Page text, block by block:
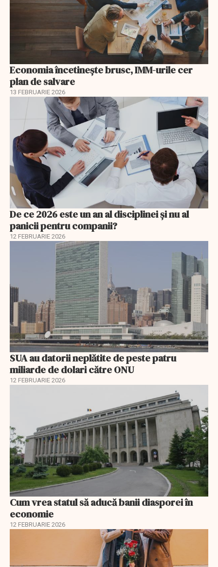
Economia încetinește brusc, IMM-urile cer
plan de salvare
13 FEBRUARIE 2026
De ce 2026 este un an al disciplinei și nu al
panicii pentru companii?
12 FEBRUARIE 2026
SUA au datorii neplătite de peste patru
miliarde de dolari către ONU
12 FEBRUARIE 2026
Cum vrea statul să aducă banii diasporei în
economie
12 FEBRUARIE 2026